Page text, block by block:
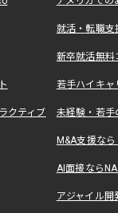
就活・転職
新卒就活無料
若手ハイキ
クティブ 未経験・若手
M&A支援な
AI面接なら
アジャイル